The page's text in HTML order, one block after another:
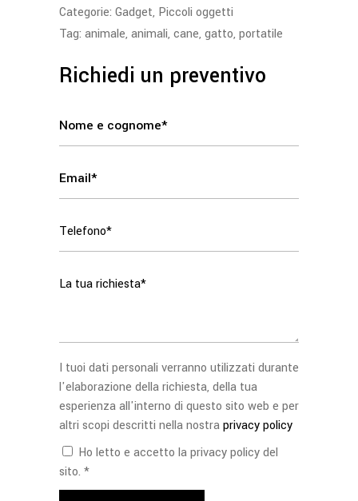
Categorie: Gadget, Piccoli oggetti
Tag: animale, animali, cane, gatto, portatile
Richiedi un preventivo
I tuoi dati personali verranno utilizzati durante
l'elaborazione della richiesta, della tua
esperienza all'interno di questo sito web e per
altri scopi descritti nella nostraprivacy policy
Ho letto e accetto la privacy policy del
sito. *